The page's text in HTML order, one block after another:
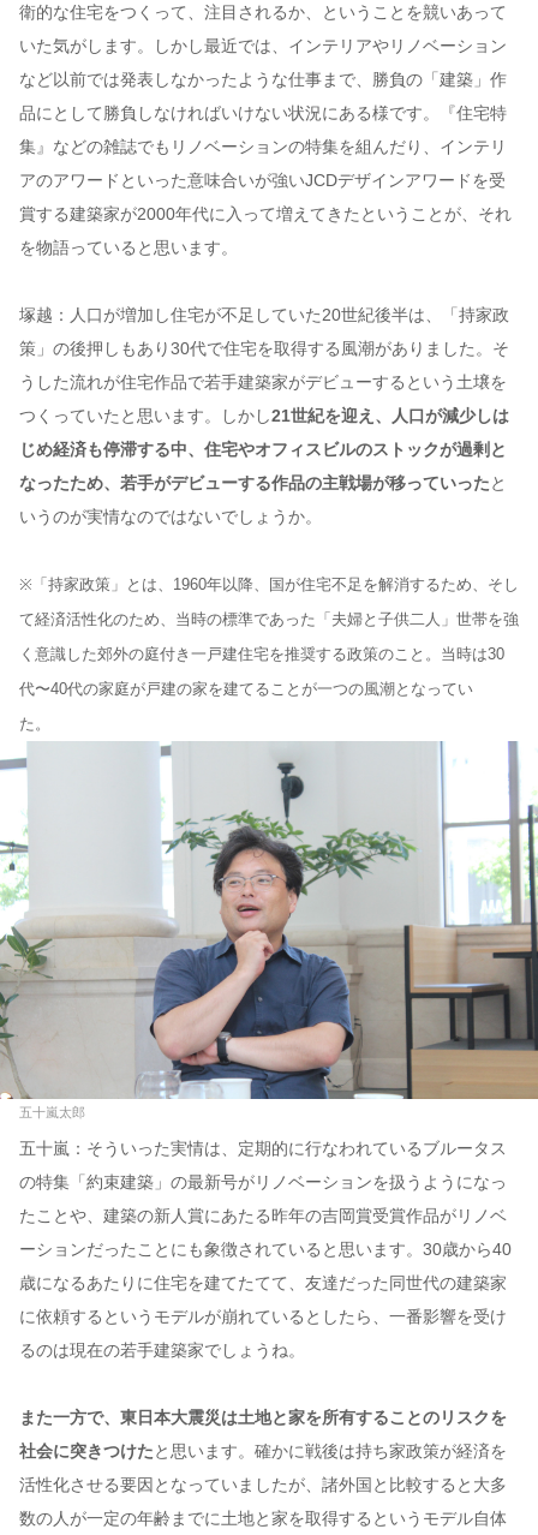
衛的な住宅をつくって、注目されるか、ということを競いあって
いた気がします。しかし最近では、インテリアやリノベーション
など以前では発表しなかったような仕事まで、勝負の「建築」作
品にとして勝負しなければいけない状況にある様です。『住宅特
集』などの雑誌でもリノベーションの特集を組んだり、インテリ
アのアワードといった意味合いが強いJCDデザインアワードを受
賞する建築家が2000年代に入って増えてきたということが、それ
を物語っていると思います。
塚越：人口が増加し住宅が不足していた20世紀後半は、「持家政
策」の後押しもあり30代で住宅を取得する風潮がありました。そ
うした流れが住宅作品で若手建築家がデビューするという土壌を
つくっていたと思います。しかし21世紀を迎え、人口が減少しは
じめ経済も停滞する中、住宅やオフィスビルのストックが過剰と
なったため、若手がデビューする作品の主戦場が移っていったと
いうのが実情なのではないでしょうか。
※「持家政策」とは、1960年以降、国が住宅不足を解消するため、そし
て経済活性化のため、当時の標準であった「夫婦と子供二人」世帯を強
く意識した郊外の庭付き一戸建住宅を推奨する政策のこと。当時は30
代〜40代の家庭が戸建の家を建てることが一つの風潮となってい
た。
五十嵐太郎
五十嵐：そういった実情は、定期的に行なわれているブルータス
の特集「約束建築」の最新号がリノベーションを扱うようになっ
たことや、建築の新人賞にあたる昨年の吉岡賞受賞作品がリノベ
ーションだったことにも象徴されていると思います。30歳から40
歳になるあたりに住宅を建てたてて、友達だった同世代の建築家
に依頼するというモデルが崩れているとしたら、一番影響を受け
るのは現在の若手建築家でしょうね。
また一方で、東日本大震災は土地と家を所有することのリスクを
社会に突きつけたと思います。確かに戦後は持ち家政策が経済を
活性化させる要因となっていましたが、諸外国と比較すると大多
数の人が一定の年齢までに土地と家を取得するというモデル自体